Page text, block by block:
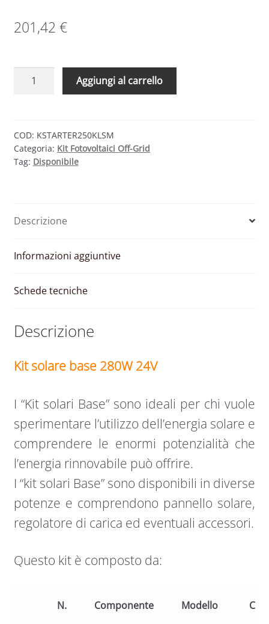
201,42 €
24V
–
MODULO
10A
CON
MT-
Aggiungi al carrello
COD: KSTARTER250KLSM
Categoria: Kit Fotovoltaici Off-Grid
Tag: Disponibile
Descrizione
Informazioni aggiuntive
Schede tecniche
Descrizione
Kit solare base 280W 24V
I “Kit solari Base” sono ideali per chi vuole
sperimentare l’utilizzo dell’energia solare e
comprendere le enormi potenzialità che
l’energia rinnovabile può offrire.
I “kit solari Base” sono disponibili in diverse
potenze e comprendono pannello solare,
regolatore di carica ed eventuali accessori.
Questo kit è composto da:
N. Componente Modello